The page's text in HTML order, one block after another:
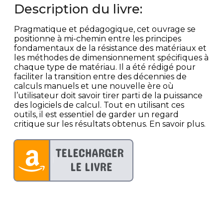
Description du livre:
Pragmatique et pédagogique, cet ouvrage se
positionne à mi-chemin entre les principes
fondamentaux de la résistance des matériaux et
les méthodes de dimensionnement spécifiques à
chaque type de matériau. Il a été rédigé pour
faciliter la transition entre des décennies de
calculs manuels et une nouvelle ère où
l’utilisateur doit savoir tirer parti de la puissance
des logiciels de calcul. Tout en utilisant ces
outils, il est essentiel de garder un regard
critique sur les résultats obtenus. En savoir plus.